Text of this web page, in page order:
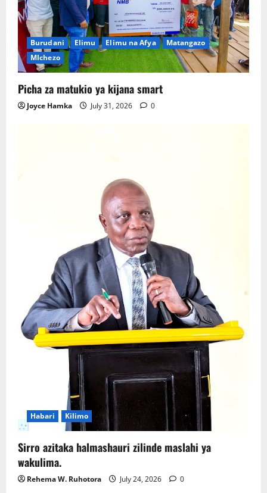
Burudani Elimu Elimu na Afya
Matangazo
MIchezo
Picha za matukio ya kijana smart
Joyce Hamka July 31, 2026 0
Habari Kilimo
Sirro azitaka halmashauri zilinde maslahi ya
wakulima.
Rehema W. Ruhotora July 24, 2026 0